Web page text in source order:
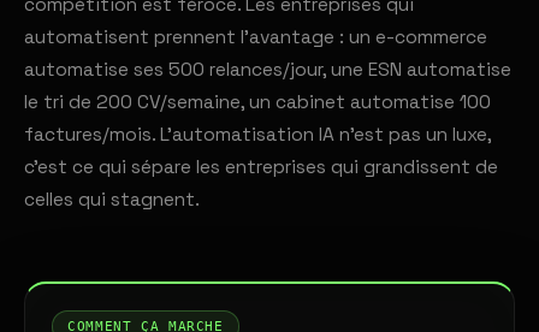
compétition est féroce. Les entreprises qui
automatisent prennent l'avantage : un e-commerce
automatise ses 500 relances/jour, une ESN automatise
le tri de 200 CV/semaine, un cabinet automatise 100
factures/mois. L'automatisation IA n'est pas un luxe,
c'est ce qui sépare les entreprises qui grandissent de
celles qui stagnent.
COMMENT ÇA MARCHE